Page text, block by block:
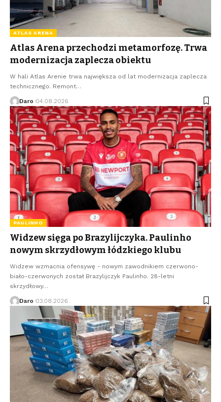
ATLAS ARENA
Atlas Arena przechodzi metamorfozę. Trwa
modernizacja zaplecza obiektu
W hali Atlas Arenie trwa największa od lat modernizacja zaplecza
technicznego. Remont…
Daro 04.08.2026
PAULINHO
Widzew sięga po Brazylijczyka. Paulinho
nowym skrzydłowym łódzkiego klubu
Widzew wzmacnia ofensywę - nowym zawodnikiem czerwono-
biało-czerwonych został Brazylijczyk Paulinho. 28-letni
skrzydłowy…
Daro 03.08.2026